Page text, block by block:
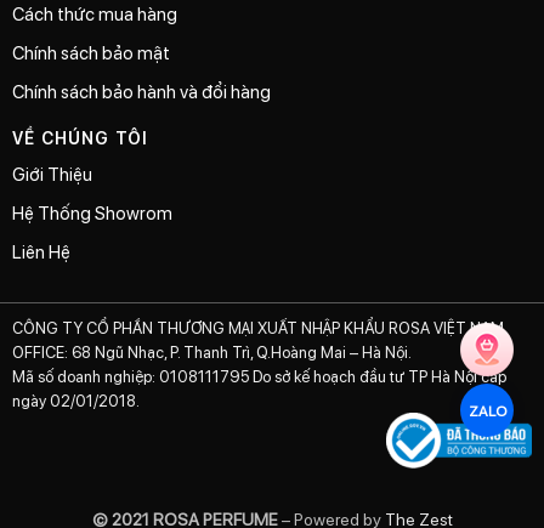
ZALO
Cách thức mua hàng
Chính sách bảo mật
Chính sách bảo hành và đổi hàng
VỀ CHÚNG TÔI
Giới Thiệu
Hệ Thống Showrom
Liên Hệ
CÔNG TY CỔ PHẦN THƯƠNG MẠI XUẤT NHẬP KHẨU ROSA VIỆT NAM
OFFICE: 68 Ngũ Nhạc, P. Thanh Trì, Q.Hoàng Mai – Hà Nội.
Mã số doanh nghiệp: 0108111795 Do sở kế hoạch đầu tư TP Hà Nội cấp
ngày 02/01/2018.
© 2021 ROSA PERFUME– Powered byThe Zest